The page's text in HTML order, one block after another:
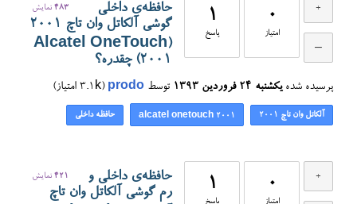
0
امتیاز
1
پاسخ
483 نمایش
حافظه‌ی داخلی
گوشی آلکاتل وان تاچ ۲۰۰۱
(Alcatel OneTouch
2001) چقدره؟
پرسیده شده یکشنبه ۲۴ فروردین ۱۳۹۳ توسط prodo
(
3.1k امتیاز)
آلکاتل وان تاچ ۲۰۰۱ alcatel onetouch 2001 حافظه داخلی
0
امتیاز
1
پاسخ
421 نمایش
حافظه‌ی داخلی و
رم گوشی آلکاتل وان تاچ